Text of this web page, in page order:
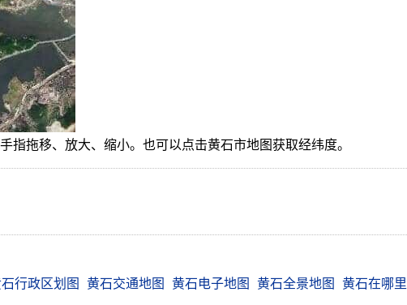
指拖移、放大、缩小。也可以点击黄石市地图获取经纬度。
行政区划图 黄石交通地图 黄石电子地图 黄石全景地图 黄石在哪里